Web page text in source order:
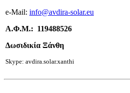
e-Mail: info@avdira-solar.eu
Α.Φ.Μ.: 119488526
Δωσιδικία Ξάνθη
Skype: avdira.solar.xanthi